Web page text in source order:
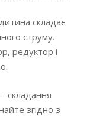
складає
струму.
редуктор і
складання
згідно з